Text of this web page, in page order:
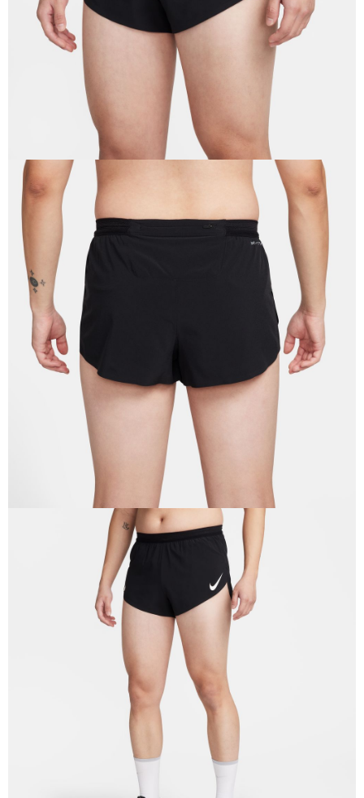
※ 請注意：結帳手續完成當下不需立刻繳費，但若您需要取消訂單，請聯絡
購買商品的店家。未經商家同意取消之訂單仍視為有效，需透過AFTEE先享
後付繳納相關費用。
※ 交易是否成功請以「AFTEE先享後付 」之結帳頁面顯示為準，若有關於
是否繳費成功／繳費後需取消欲退款等相關疑問，請聯繫「AFTEE先享後付
客戶支援中心」
https://netprotections.freshdesk.com/support/home
１．透過由恩沛科技股份有限公司提供之「AFTEE先享後付」服務完成之交
易，需依本服務之必要範圍內提供個人資料，並將交易相關給付款項請求債
權轉讓予恩沛科技股份有限公司。
２．關於個人資料處理事宜，請瀏覽以下網址：
https://aftee.tw/terms/#terms3
３．未成年的使用者請事先徵得法定代理人或監護人之同意方可使用
「AFTEE先享後付」，若未經同意申辦者引起之損失，本公司不負相關責
任。
４．使用「AFTEE先享後付」時，將依據個別帳號之用戶狀況，依本公司即
時審查核予不同之上限額度；若仍有額度不足之情形，本公司將視審查結果
請求用戶進行身份認證。
５．嚴禁一人註冊多個帳號或使用他人資訊註冊。若發現惡意使用之情形，
恩沛科技股份有限公司將有權停止該用戶之使用額度並採取法律行動。